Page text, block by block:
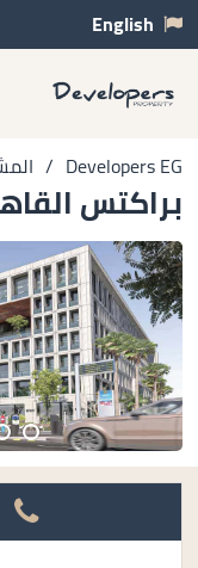
English
Developers EG
/
براكتس